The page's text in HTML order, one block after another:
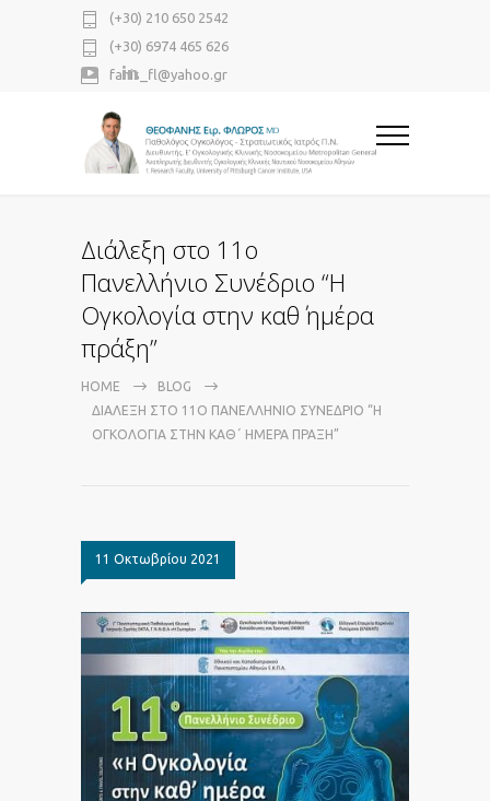
(+30) 210 650 2542
(+30) 6974 465 626
fanis_fl@yahoo.gr
Διάλεξη στο 11ο
Πανελλήνιο Συνέδριο “Η
Ογκολογία στην καθ΄ ημέρα
πράξη”
HOME
BLOG
ΔΙΆΛΕΞΗ ΣΤΟ 11Ο ΠΑΝΕΛΛΉΝΙΟ ΣΥΝΈΔΡΙΟ “Η
ΟΓΚΟΛΟΓΊΑ ΣΤΗΝ ΚΑΘ΄ ΗΜΈΡΑ ΠΡΆΞΗ”
11 Οκτωβρίου 2021